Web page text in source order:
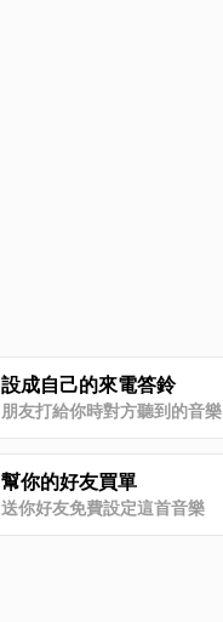
設成自己的來電答鈴
朋友打給你時對方聽到的音樂
幫你的好友買單
送你好友免費設定這首音樂